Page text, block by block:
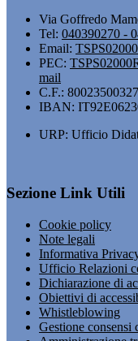
Via Goffredo
Tel: 040390270 -
Email:
PEC:
mail
C.F.: 80023500327
IBAN:
URP: Ufficio
Sezione Link Utili
Cookie policy
Note legali
Informativa
Ufficio Relazioni
Dichiarazione di
Obiettivi di
Whistleblowing
Gestione consensi